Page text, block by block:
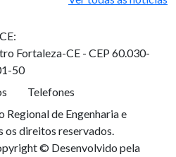
Fortaleza-CE - CEP 60.030-
50
Telefones
de Engenharia e
os direitos reservados.
© Desenvolvido pela